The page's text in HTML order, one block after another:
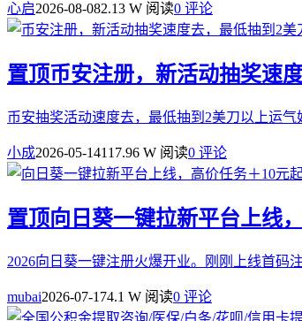
心启2026-08-082.13 W 阅读0 评论
置顶币安注册，新活动抽奖速
币安抽奖活动速度去，最低抽到2美刀以上运气
小成2026-05-14117.96 W 阅读0 评论
置顶向日葵一键拉新平台上线
2026向日葵一键注册火爆开业。刚刚上线首码
mubai2026-07-174.1 W 阅读0 评论